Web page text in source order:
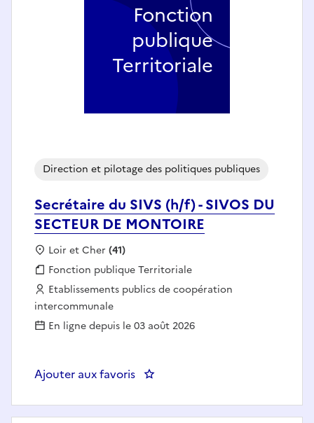
Secrétaire du SIVS (h/f) - SIVOS DU
SECTEUR DE MONTOIRE
Direction et pilotage des politiques publiques
Localisation :
Loir et Cher (41)
Fonction publique :
Fonction publique Territoriale
Employeur :
Etablissements publics de coopération
intercommunale
En ligne depuis le 03 août 2026
Ajouter aux favoris : Secrétaire du SIVS (h/f) -
Fonction
publique
Territoriale